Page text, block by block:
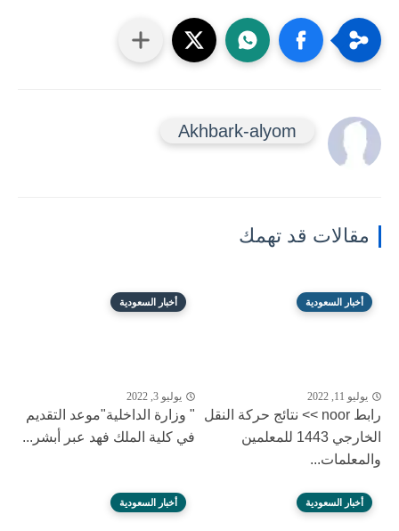
Akhbark-alyom
مقالات قد تهمك
أخبار السعودية
يوليو 11, 2022
رابط noor >> نتائج حركة النقل
الخارجي 1443 للمعلمين
والمعلمات...
أخبار السعودية
يوليو 3, 2022
" وزارة الداخلية"موعد التقديم
في كلية الملك فهد عبر أبشر...
أخبار السعودية أخبار السعودية